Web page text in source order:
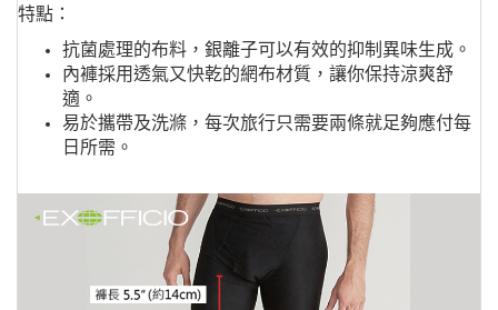
特點：
抗菌處理的布料，銀離子可以有效的抑制異味生成。
內褲採用透氣又快乾的網布材質，讓你保持涼爽舒
適。
易於攜帶及洗滌，每次旅行只需要兩條就足夠應付每
日所需。